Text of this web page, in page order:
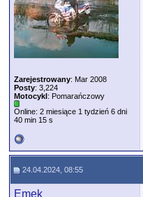
Zarejestrowany: Mar 2008
Posty: 3,224
Motocykl: Pomarańczowy
Online: 2 miesiące 1 tydzień 6 dni
40 min 15 s
24.04.2024, 08:55
Emek